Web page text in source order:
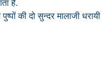
है.
की दो सुन्दर मालाजी